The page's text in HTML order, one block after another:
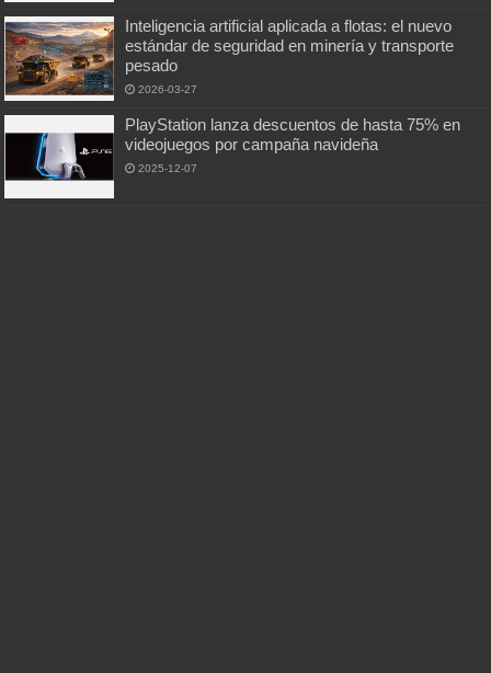
Inteligencia artificial aplicada a flotas: el nuevo
estándar de seguridad en minería y transporte
pesado
2026-03-27
PlayStation lanza descuentos de hasta 75% en
videojuegos por campaña navideña
2025-12-07